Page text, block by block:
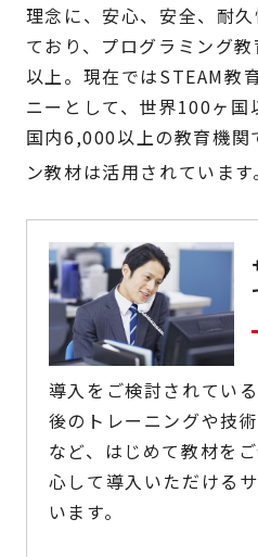
理念に、安心、安全、耐
ており、プログラミング
以上。現在ではSTEAM教
ニーとして、世界100ヶ国
国内6,000以上の教育機関
ン教材は活用されています。
導入をご検討されてい
後のトレーニングや技
など、はじめて教材を
心して導入いただける
います。